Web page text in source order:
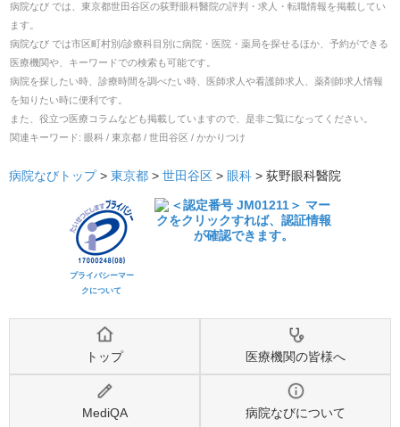
病院なび では、 東京都世田谷区の荻野眼科醫院の評判・求人・転職情報を掲載してい
ます。
病院なび では市区町村別/診療科目別に病院・医院・薬局を探せるほか、予約ができる
医療機関や、キーワードでの検索も可能です。
病院を探したい時、診療時間を調べたい時、医師求人や看護師求人、薬剤師求人情報
を知りたい時に便利です。
また、役立つ医療コラムなども掲載していますので、是非ご覧になってください。
関連キーワード: 眼科 / 東京都 / 世田谷区 / かかりつけ
病院なびトップ > 東京都 > 世田谷区 > 眼科 > 荻野眼科醫院
プライバシーマー
クについて
トップ 医療機関の皆様へ
MediQA 病院なびについて